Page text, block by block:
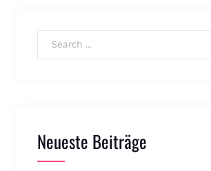
Neueste Beiträge